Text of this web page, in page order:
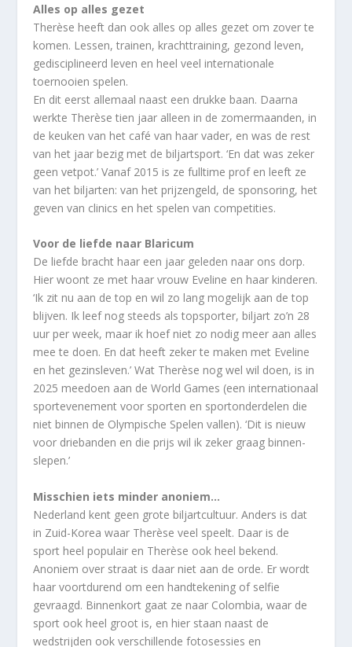
Alles op alles gezet
Therèse heeft dan ook alles op alles gezet om zover te
komen. Lessen, trainen, krachttraining, gezond leven,
gedisciplineerd leven en heel veel internationale
toernooien spelen.
En dit eerst allemaal naast een drukke baan. Daarna
werkte Therèse tien jaar alleen in de zomermaanden, in
de keuken van het café van haar vader, en was de rest
van het jaar bezig met de biljartsport. ‘En dat was zeker
geen vetpot.’ Vanaf 2015 is ze fulltime prof en leeft ze
van het biljarten: van het prijzengeld, de sponsoring, het
geven van clinics en het spelen van competities.
Voor de liefde naar Blaricum
De liefde bracht haar een jaar geleden naar ons dorp.
Hier woont ze met haar vrouw Eveline en haar kinderen.
‘Ik zit nu aan de top en wil zo lang mogelijk aan de top
blijven. Ik leef nog steeds als topsporter, biljart zo’n 28
uur per week, maar ik hoef niet zo nodig meer aan alles
mee te doen. En dat heeft zeker te maken met Eveline
en het gezinsleven.’ Wat Therèse nog wel wil doen, is in
2025 meedoen aan de World Games (een internationaal
sportevenement voor sporten en sportonderdelen die
niet binnen de Olympische Spelen vallen). ‘Dit is nieuw
voor driebanden en die prijs wil ik zeker graag binnen-
slepen.’
Misschien iets minder anoniem…
Nederland kent geen grote biljartcultuur. Anders is dat
in Zuid-Korea waar Therèse veel speelt. Daar is de
sport heel populair en Therèse ook heel bekend.
Anoniem over straat is daar niet aan de orde. Er wordt
haar voortdurend om een handtekening of selfie
gevraagd. Binnenkort gaat ze naar Colombia, waar de
sport ook heel groot is, en hier staan naast de
wedstrijden ook verschillende fotosessies en